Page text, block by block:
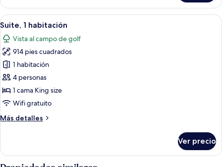
la
alberca
Grand,
habitaciones,
a
la
alberca
Abrir
todas
las
fotos
de
Suite,
1
habitación
Habitación de hotel con zona de
5
Suite, 1 habitación
Vista al campo de golf
914 pies cuadrados
1 habitación
4 personas
1 cama King size
Wifi gratuito
Más detalles
Más
1
habitación
Ver precio